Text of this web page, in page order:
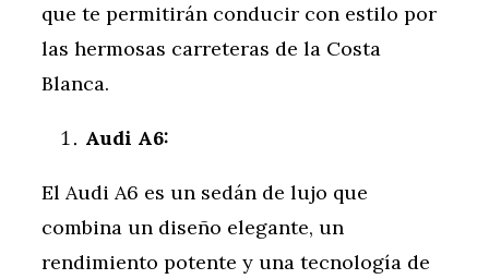
que te permitirán conducir con estilo por
las hermosas carreteras de la Costa
Blanca.
Audi A6:
El Audi A6 es un sedán de lujo que
combina un diseño elegante, un
rendimiento potente y una tecnología de